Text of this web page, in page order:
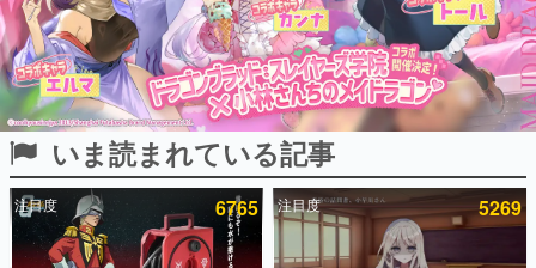
ピックアップ
電ファミのいま読まれている記事ランキング
いま読まれている記事
注目度 6765 注目度 5269